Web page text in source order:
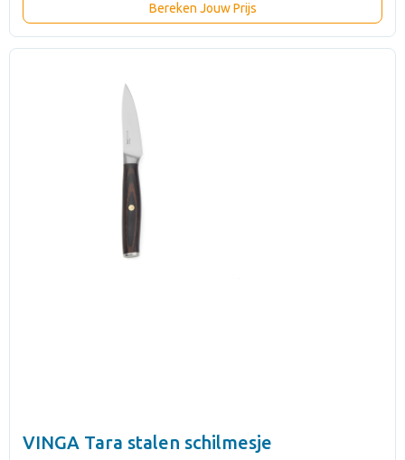
Bereken Jouw Prijs
VINGA Tara stalen schilmesje